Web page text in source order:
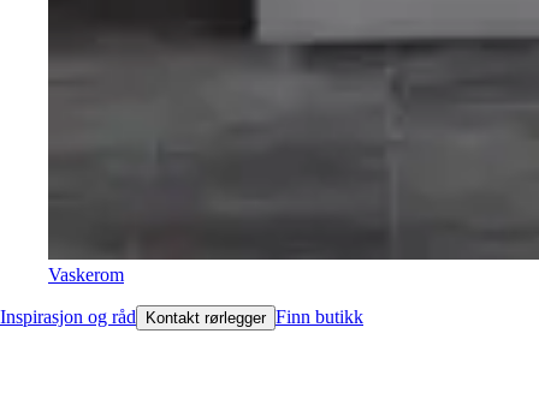
Vaskerom
Inspirasjon og råd Kontakt rørlegger Finn butikk